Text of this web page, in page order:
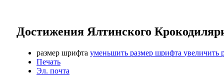
Достижения Ялтинского
размер шрифта уменьшить размер шрифта увеличить
Печать
Эл. почта